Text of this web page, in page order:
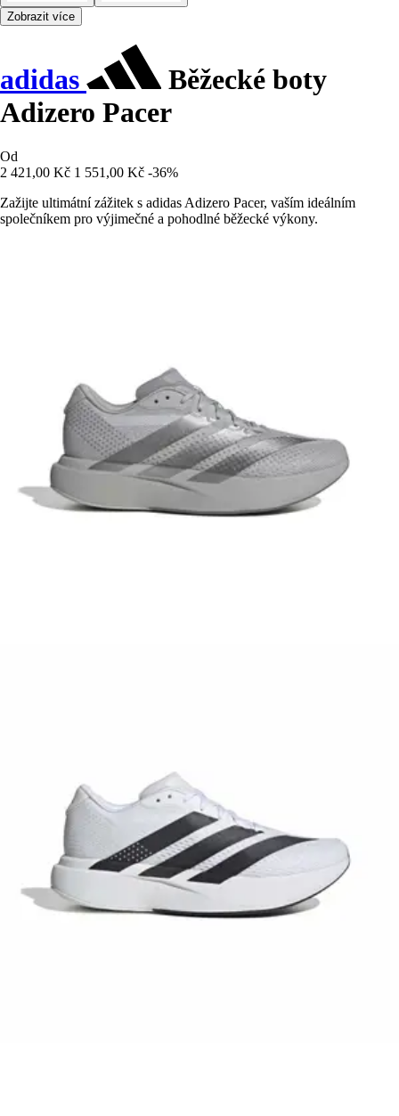
Zobrazit více
adidas
Běžecké boty
Adizero Pacer
Od
2 421,00 Kč 1 551,00 Kč -36%
Zažijte ultimátní zážitek s adidas Adizero Pacer, vaším ideálním
společníkem pro výjimečné a pohodlné běžecké výkony.